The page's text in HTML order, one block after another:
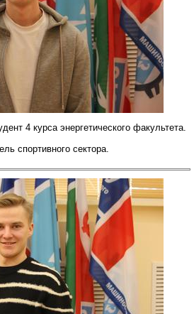
4 курса энергетического факультета.
спортивного сектора.